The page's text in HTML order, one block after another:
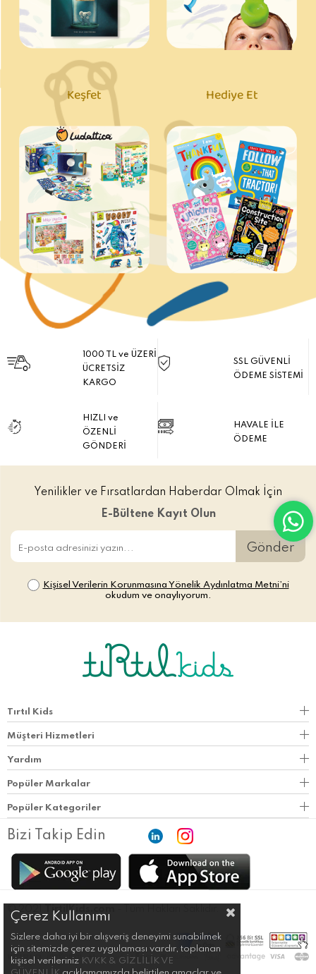
Keşfet Hediye Et
1000 TL ve ÜZERİ
ÜCRETSİZ
KARGO
SSL GÜVENLİ
ÖDEME SİSTEMİ
HIZLI ve
ÖZENLİ
GÖNDERİ
HAVALE İLE
ÖDEME
Yenilikler ve Fırsatlardan Haberdar Olmak İçin
E-Bültene Kayıt Olun
Gönder
Kişisel Verilerin Korunmasına Yönelik Aydınlatma Metni’ni
okudum ve onaylıyorum.
Tırtıl Kids
Müşteri Hizmetleri
Yardım
Popüler Markalar
Popüler Kategoriler
Bizi Takip Edin
© 2021 TirtilKids.com
Çerez Kullanımı
Sizlere daha iyi bir alışveriş deneyimi sunabilmek
için sitemizde çerez uygulaması vardır, toplanan
kişisel verileriniz KVKK & GİZLİLİK VE